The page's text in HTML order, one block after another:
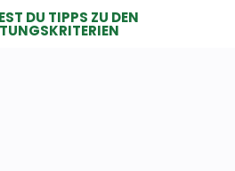
DU TIPPS ZU DEN